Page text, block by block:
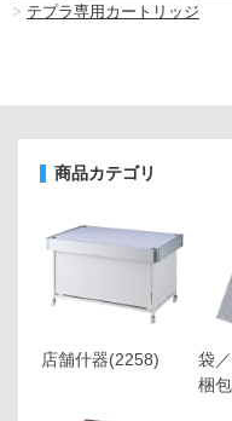
> テプラ専用カートリッジ
商品カテゴリ
店舗什器(2258)
袋
梱